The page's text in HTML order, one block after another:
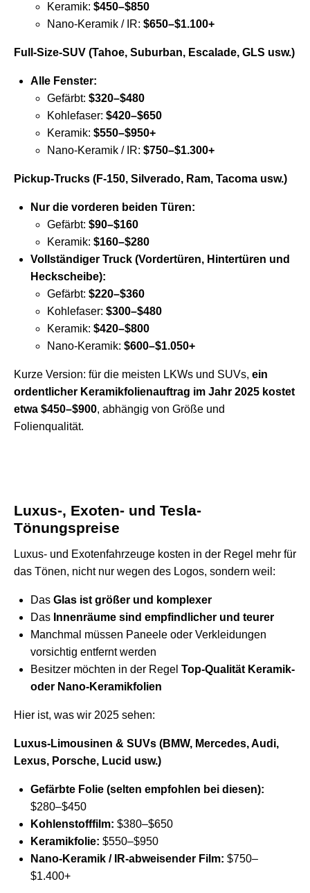
Keramik: $450–$850
Nano-Keramik / IR: $650–$1.100+
Full-Size-SUV (Tahoe, Suburban, Escalade, GLS usw.)
Alle Fenster:
Gefärbt: $320–$480
Kohlefaser: $420–$650
Keramik: $550–$950+
Nano-Keramik / IR: $750–$1.300+
Pickup-Trucks (F-150, Silverado, Ram, Tacoma usw.)
Nur die vorderen beiden Türen:
Gefärbt: $90–$160
Keramik: $160–$280
Vollständiger Truck (Vordertüren, Hintertüren und
Heckscheibe):
Gefärbt: $220–$360
Kohlefaser: $300–$480
Keramik: $420–$800
Nano-Keramik: $600–$1.050+
Kurze Version: für die meisten LKWs und SUVs, ein
ordentlicher Keramikfolienauftrag im Jahr 2025 kostet
etwa $450–$900, abhängig von Größe und
Folienqualität.
Luxus-, Exoten- und Tesla-
Tönungspreise
Luxus- und Exotenfahrzeuge kosten in der Regel mehr für
das Tönen, nicht nur wegen des Logos, sondern weil:
Das Glas ist größer und komplexer
Das Innenräume sind empfindlicher und teurer
Manchmal müssen Paneele oder Verkleidungen
vorsichtig entfernt werden
Besitzer möchten in der Regel Top-Qualität Keramik-
oder Nano-Keramikfolien
Hier ist, was wir 2025 sehen:
Luxus-Limousinen & SUVs (BMW, Mercedes, Audi,
Lexus, Porsche, Lucid usw.)
Gefärbte Folie (selten empfohlen bei diesen):
$280–$450
Kohlenstofffilm: $380–$650
Keramikfolie: $550–$950
Nano-Keramik / IR-abweisender Film: $750–
$1.400+